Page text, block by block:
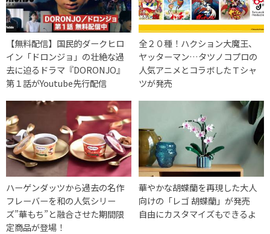
【無料配信】国民的ダークヒロ
イン「ドロンジョ」の壮絶な過
去に迫るドラマ『DORONJO』
第１話がYoutube先行配信
全２０種！ハクション大魔王、
ヤッターマン…タツノコプロの
人気アニメとコラボしたＴシャ
ツが発売
ハーゲンダッツから過去の名作
フレーバーを和の人気シリー
ズ”華もち”と融合させた期間限
定商品が登場！
華やかな胡蝶蘭を再現した大人
向けの「レゴ 胡蝶蘭」が発売
自由にカスタマイズもできるよ